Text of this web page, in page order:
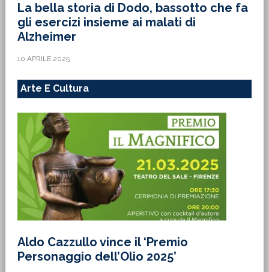
La bella storia di Dodo, bassotto che fa
gli esercizi insieme ai malati di
Alzheimer
10 APRILE 2025
Arte E Cultura
Aldo Cazzullo vince il ‘Premio
Personaggio dell’Olio 2025’